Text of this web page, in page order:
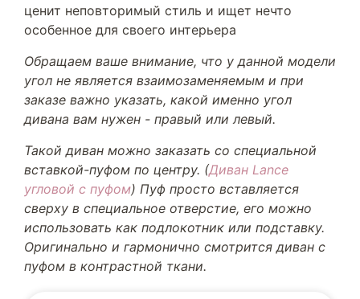
ценит неповторимый стиль и ищет нечто
особенное для своего интерьера
Обращаем ваше внимание, что у данной модели
угол не является взаимозаменяемым и при
заказе важно указать, какой именно угол
дивана вам нужен - правый или левый.
Такой диван можно заказать со специальной
вставкой-пуфом по центру. (Диван Lance
угловой с пуфом) Пуф просто вставляется
сверху в специальное отверстие, его можно
использовать как подлокотник или подставку.
Оригинально и гармонично смотрится диван с
пуфом в контрастной ткани.